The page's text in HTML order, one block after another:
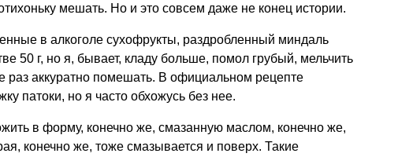
мешать. Но и это совсем даже не конец истории.
в алкоголе сухофрукты, раздробленный миндаль
50 г, но я, бывает, кладу больше, помол грубый, мельчить
раз аккуратно помешать. В официальном рецепте
патоки, но я часто обхожусь без нее.
в форму, конечно же, смазанную маслом, конечно же,
конечно же, тоже смазывается и поверх. Такие